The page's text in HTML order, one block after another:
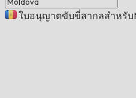
ใบอนุญาตขับขี่สากลสำหรับ